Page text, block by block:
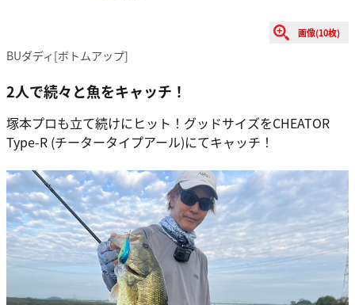
画像(10枚)
BUダディ[ボトムアップ]
2人で続々と魚をキャッチ！
塚本プロも立て続けにヒット！グッドサイズをCHEATOR
Type-R (チータータイプアール)にてキャッチ！